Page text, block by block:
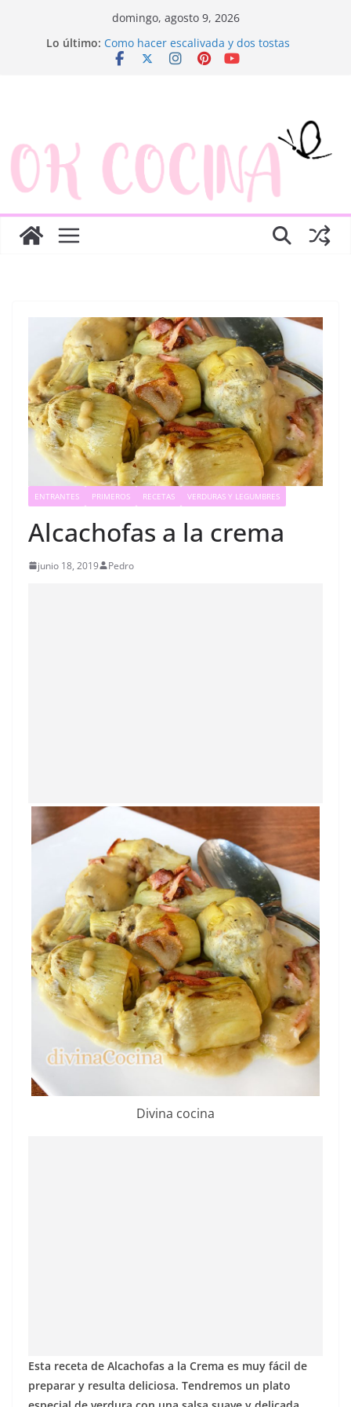
domingo, agosto 9, 2026
Lo último: Como hacer escalivada y dos tostas
Trenza de hojaldre con jamón y queso
ENTRANTES PRIMEROS RECETAS VERDURAS Y LEGUMBRES
Alcachofas a la crema
junio 18, 2019 Pedro
Divina cocina
Esta receta de Alcachofas a la Crema es muy fácil de
preparar y resulta deliciosa. Tendremos un plato